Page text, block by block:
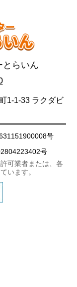
とらいん
1-1-33 ラクダビ
号
号
可業者または、各
います。